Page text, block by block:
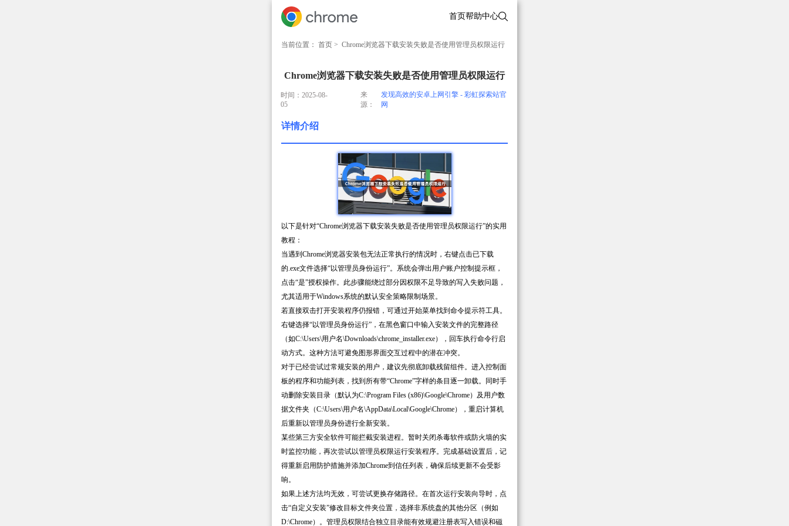
首页帮助中心
当前位置： 首页 > Chrome浏览器下载安装失败是否使用管理员权限运行
Chrome浏览器下载安装失败是否使用管理员权限运行
时间：2025-08-
05
来
源：
发现高效的安卓上网引擎 - 彩虹探索站官
网
详情介绍
以下是针对“Chrome浏览器下载安装失败是否使用管理员权限运行”的实用
教程：
当遇到Chrome浏览器安装包无法正常执行的情况时，右键点击已下载
的.exe文件选择“以管理员身份运行”。系统会弹出用户账户控制提示框，
点击“是”授权操作。此步骤能绕过部分因权限不足导致的写入失败问题，
尤其适用于Windows系统的默认安全策略限制场景。
若直接双击打开安装程序仍报错，可通过开始菜单找到命令提示符工具。
右键选择“以管理员身份运行”，在黑色窗口中输入安装文件的完整路径
（如C:\Users\用户名\Downloads\chrome_installer.exe），回车执行命令行启
动方式。这种方法可避免图形界面交互过程中的潜在冲突。
对于已经尝试过常规安装的用户，建议先彻底卸载残留组件。进入控制面
板的程序和功能列表，找到所有带“Chrome”字样的条目逐一卸载。同时手
动删除安装目录（默认为C:\Program Files (x86)\Google\Chrome）及用户数
据文件夹（C:\Users\用户名\AppData\Local\Google\Chrome），重启计算机
后重新以管理员身份进行全新安装。
某些第三方安全软件可能拦截安装进程。暂时关闭杀毒软件或防火墙的实
时监控功能，再次尝试以管理员权限运行安装程序。完成基础设置后，记
得重新启用防护措施并添加Chrome到信任列表，确保后续更新不会受影
响。
如果上述方法均无效，可尝试更换存储路径。在首次运行安装向导时，点
击“自定义安装”修改目标文件夹位置，选择非系统盘的其他分区（例如
D:\Chrome）。管理员权限结合独立目录能有效规避注册表写入错误和磁